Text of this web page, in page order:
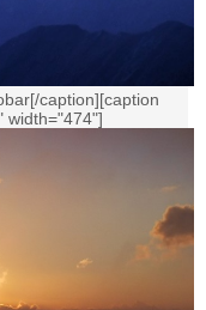
caption][caption
width="474"]